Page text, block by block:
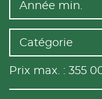
Année min.
Catégorie
Prix max. : 355